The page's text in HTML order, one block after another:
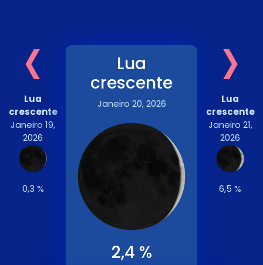
‹
Lua
crescente
Janeiro 19,
2026
0,3 %
Lua
crescente
Janeiro 20, 2026
2,4 %
›
Lua
crescente
Janeiro 21,
2026
6,5 %